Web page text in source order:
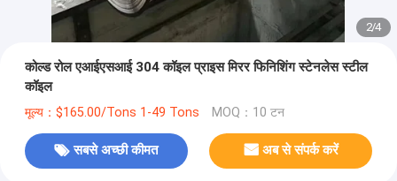
2/4
कोल्ड रोल एआईएसआई 304 कॉइल प्राइस मिरर फिनिशिंग स्टेनलेस स्टील
कॉइल
मूल्य：$165.00/Tons 1-49 Tons MOQ：10 टन
सबसे अच्छी कीमत अब से संपर्क करें